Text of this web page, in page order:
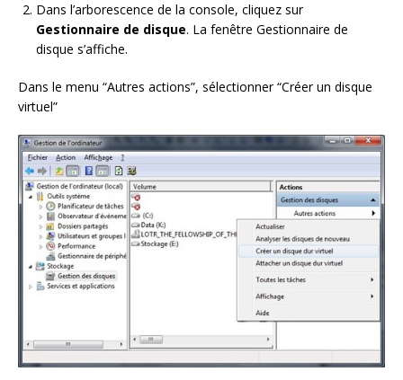
Dans l’arborescence de la console, cliquez sur
Gestionnaire de disque. La fenêtre Gestionnaire de
disque s’affiche.
Dans le menu “Autres actions”, sélectionner “Créer un disque
virtuel”